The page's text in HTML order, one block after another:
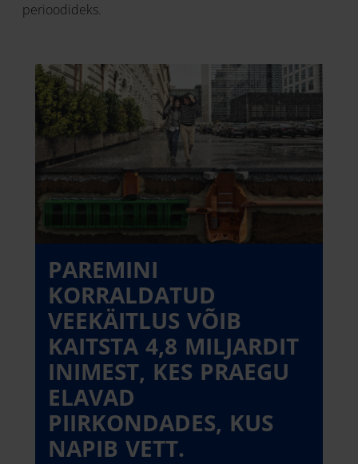
perioodideks.
PAREMINI
KORRALDATUD
VEEKÄITLUS VÕIB
KAITSTA 4,8 MILJARDIT
INIMEST, KES PRAEGU
ELAVAD
PIIRKONDADES, KUS
NAPIB VETT.